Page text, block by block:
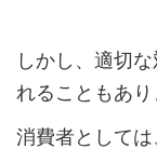
しかし、適切
れることもあり
消費者として